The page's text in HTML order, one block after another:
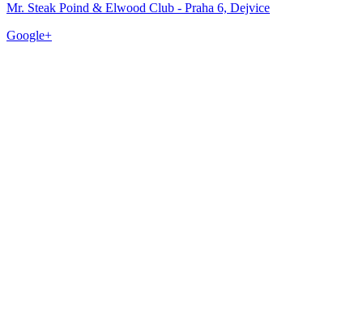
Mr. Steak Poind & Elwood Club - Praha 6, Dejvice
Google+